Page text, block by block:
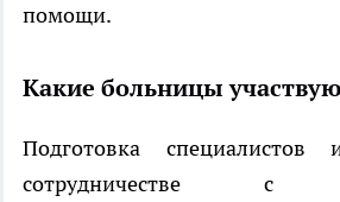
помощи.
Какие больницы
Подготовка
сотрудничестве с